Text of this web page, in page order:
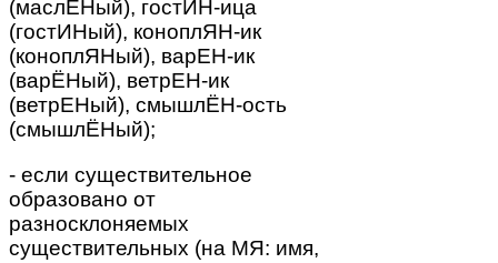
(маслЕНый), гостИН-ица
(гостИНый), коноплЯН-ик
(коноплЯНый), варЕН-ик
(варЁНый), ветрЕН-ик
(ветрЕНый), смышлЁН-ость
(смышлЁНый);
- если существительное
образовано от
разносклоняемых
существительных (на МЯ: имя,